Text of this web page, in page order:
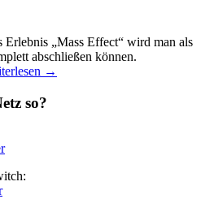
Erlebnis „Mass Effect“ wird man als
abschließen können.
→
so?